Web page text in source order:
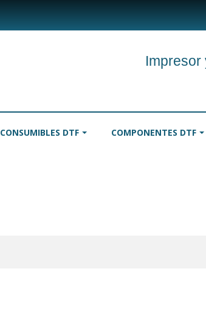
Impresor
CONSUMIBLES DTF COMPONENTES DTF